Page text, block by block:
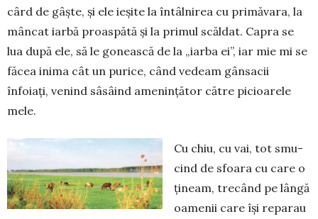
cârd de gâște, și ele ieșite la întâlnirea cu pri­măvara, la
mâncat iarbă proas­pătă și la primul scăldat. Capra se
lua după ele, să le gonească de la „iarba ei”, iar mie mi se
făcea inima cât un pu­ri­ce, când vedeam gânsacii
înfoiați, venind sâsâind amenin­țător către picioarele
mele.
Cu chiu, cu vai, tot smu­
cind de sfoara cu care o
ți­neam, trecând pe lângă
oamenii care își reparau